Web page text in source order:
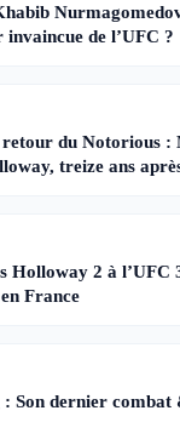
invaincue de l’UFC ?
retour du Notorious :
treize ans
Holloway 2 à l’UFC
France
Son dernier combat